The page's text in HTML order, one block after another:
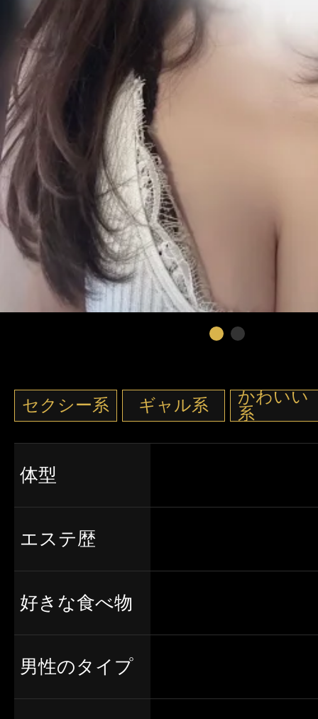
セクシー系 ギャル系
かわいい
系
体型
エステ歴
好きな食べ物
男性のタイプ